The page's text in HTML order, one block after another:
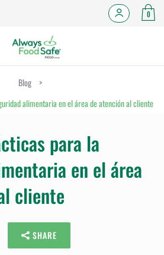
0
Blog
>
alimentaria en el área de atención al cliente
para la
en el área
cliente
SHARE